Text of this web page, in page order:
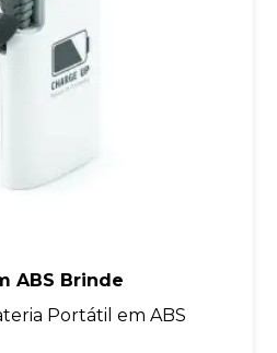
ABS Brinde
Portátil em ABS